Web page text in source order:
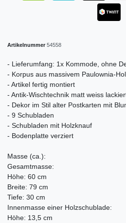
Artikelnummer 54558
- Lieferumfang: 1x Kommode, ohne
- Korpus aus massivem Paulownia-
- Artikel fertig montiert
- Antik-Wischtechnik matt weiss
- Dekor im Stil alter Postkarten mit
- 9 Schubladen
- Schubladen mit Holzknauf
- Bodenplatte verziert
Masse (ca.):
Gesamtmasse:
Höhe: 60 cm
Breite: 79 cm
Tiefe: 30 cm
Innenmasse einer Holzschublade:
Höhe: 13,5 cm